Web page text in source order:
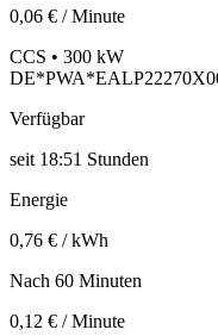
0,06 € / Minute
CCS • 300 kW
Verfügbar
seit 18:51 Stunden
Energie
0,76 € / kWh
Nach 60 Minuten
0,12 € / Minute